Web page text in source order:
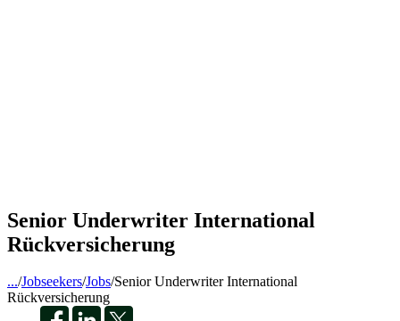
Senior Underwriter International
Rückversicherung
.../Jobseekers/Jobs/Senior Underwriter International
Rückversicherung